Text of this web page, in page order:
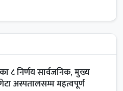
८ निर्णय सार्वजनिक, मुख्य
अस्पतालसम्म महत्वपूर्ण